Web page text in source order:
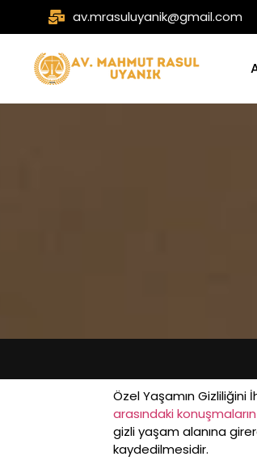
av.mrasuluyanik@gmail.com
Özel Yaşamın Gizliliğini
arasındaki
gizli yaşam alanına
kaydedilmesidir.